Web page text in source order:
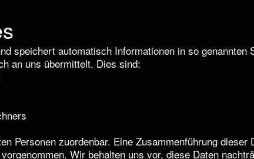
speichert automatisch Informationen in so genannten
an uns übermittelt. Dies sind:
Personen zuordenbar. Eine Zusammenführung dieser
Wir behalten uns vor, diese Daten